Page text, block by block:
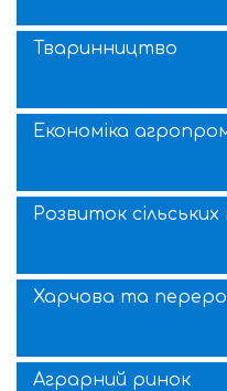
Тваринництво
Економіка
Розвиток
Харчова та
Аграрний ринок